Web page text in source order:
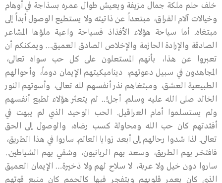
خلف حلم ملكة جمال مزيفة ويعيش طوال عمره بسذاجة في أوهام
وخيالات آلام الفراق، مبتعداً عن ذاتيته ولا يستطيع الوصول أبداً إلى
مبتغاه. أما سياحة هؤلاء الأفذاذ فسياحة واعية ملؤها المشاعر
الصادقة والإرادة الحازمة والإخلاص الصادق العميق… ويمكنكم أن
تعبروا عن هذا، بأنهم المستعلون على كل حب سواه تعالى،
المجاهدون في سبيل دعوتهم، ديناميكيتهم الإيمان دوماً، وأحوالهم
الطبيعية العشق، ومبتغاهم نذر أنفسهم لله تعالى، وأسوتهم النور
الخالد صلى الله عليه وسلم. أجل!.. لم يتعثر هؤلاء لطبع أنفسهم
ولم يستسلموا أمام العراقيل. الحب الوحيد الذي لم يبهت في
أفئدتهم كان حب الله ومحاولة كسب رضاه، والوصول إلى الحق
تعالى. لذا شدوا رحالهم إلى أبعد زوايا العالم. ساروا في هذا الطريق،
فافتخر بهم الطريق، وسعد بهم الربانيون، وشقي بهم الشياطين..
ساروا دون خيل ولا عربة، لا سلاح لهم ولا ذخيرة… الإيمان العميق
الذي كان يعمر قلوبهم ويتفجر فيها كالحمم كان منبع قوتهم